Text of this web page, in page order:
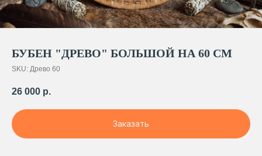
БУБЕН "ДРЕВО" БОЛЬШОЙ НА 60 СМ
SKU: Древо 60
26 000 р.
Заказать